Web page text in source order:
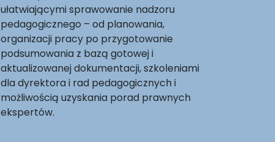
ułatwiającymi sprawowanie nadzoru
pedagogicznego – od planowania,
organizacji pracy po przygotowanie
podsumowania z bazą gotowej i
aktualizowanej dokumentacji, szkoleniami
dla dyrektora i rad pedagogicznych i
możliwością uzyskania porad prawnych
ekspertów.